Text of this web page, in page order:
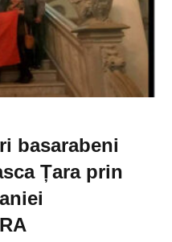
basarabeni
Țara prin